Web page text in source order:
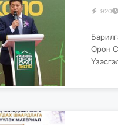
920
Орон